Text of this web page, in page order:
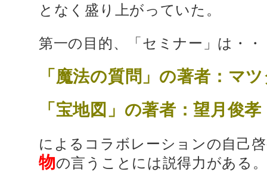
となく盛り上がっていた。
第一の目的、「セミナー」は・・
「魔法の質問」の著者：マ
「宝地図」の著者：望月俊孝
によるコラボレーションの自己
物の言うことには説得力がある。